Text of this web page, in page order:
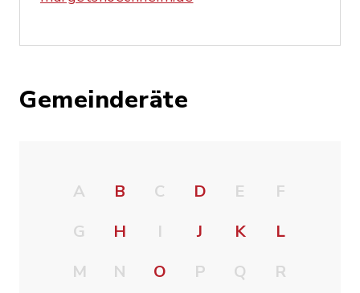
Gemeinderäte
A B C D E
F
G
H I J K
L
M
N O P Q
R